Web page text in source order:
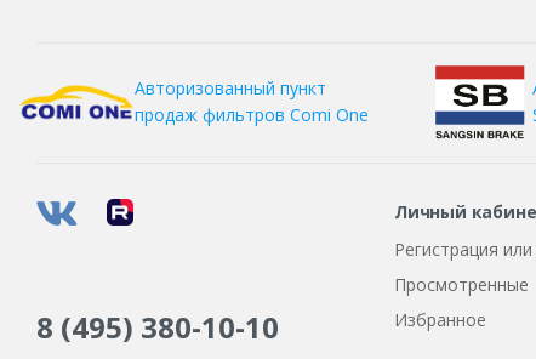
Авторизованный пункт
продаж фильтров Comi One
8 (495) 380-10-10
Личный
Регистрация
Просмотренные
Избранное